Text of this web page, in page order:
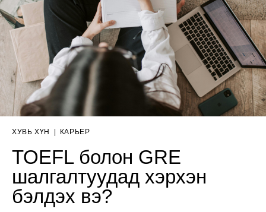
ХУВЬ ХҮН КАРЬЕР
TOEFL болон GRE
шалгалтуудад хэрхэн
бэлдэх вэ?